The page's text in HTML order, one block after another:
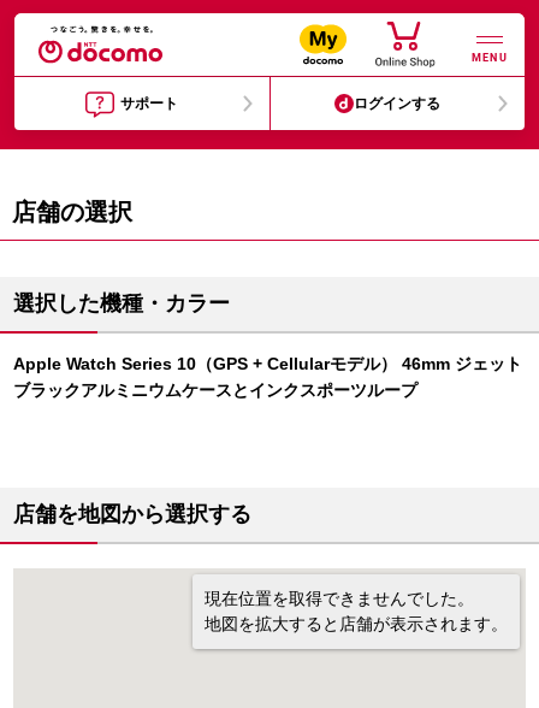
MENU
サポート ログインする
店舗の選択
選択した機種・カラー
Apple Watch Series 10（GPS + Cellularモデル） 46mm ジェット
ブラックアルミニウムケースとインクスポーツループ
店舗を地図から選択する
現在位置を取得できませんでした。
地図を拡大すると店舗が表示されます。